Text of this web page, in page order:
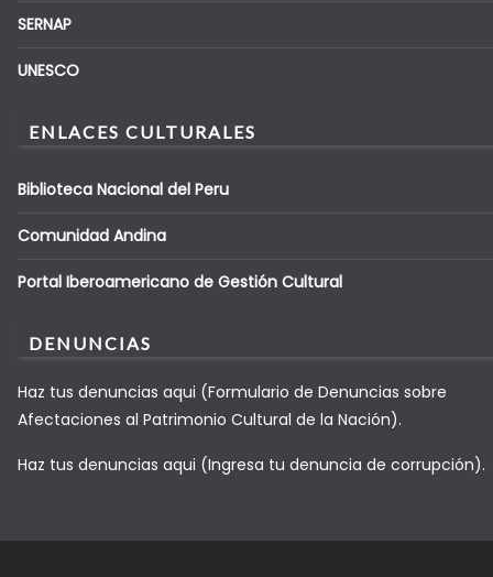
SERNAP
UNESCO
ENLACES CULTURALES
Biblioteca Nacional del Peru
Comunidad Andina
Portal Iberoamericano de Gestión Cultural
DENUNCIAS
Haz tus denuncias aqui (Formulario de Denuncias sobre
Afectaciones al Patrimonio Cultural de la Nación).
Haz tus denuncias aqui (Ingresa tu denuncia de corrupción).